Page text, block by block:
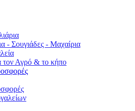
- Σουγιάδες - Μαχαίρια
τον Αγρό & το κήπο